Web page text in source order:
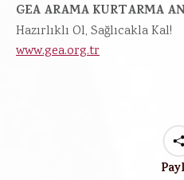
GEA ARAMA KURTARMA
Hazırlıklı Ol, Sağlıcakla Kal!
www.gea.org.tr